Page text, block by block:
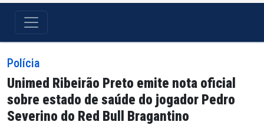
Polícia
Unimed Ribeirão Preto emite nota oficial
sobre estado de saúde do jogador Pedro
Severino do Red Bull Bragantino